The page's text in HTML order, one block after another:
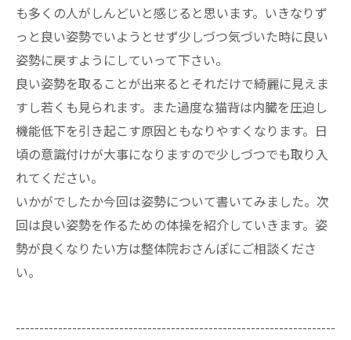
も多くの人がしんどいと感じると思います。いきなりず
っと良い姿勢でいようとせず少しづつ気づいた時に良い
姿勢に戻すようにしていって下さい。
良い姿勢を取ることが出来るとそれだけで綺麗に見えま
すし若くも見られます。また過度な猫背は内臓を圧迫し
機能低下を引き起こす原因ともなりやすくなります。日
頃の意識付けが大事になりますので少しづつでも取り入
れてください。
いかがでしたか今回は姿勢について書いてみました。次
回は良い姿勢を作るための体操を紹介していきます。姿
勢が良くなりたい方は整体院おさんぽにご相談くださ
い。
--------------------------------------------------------------------